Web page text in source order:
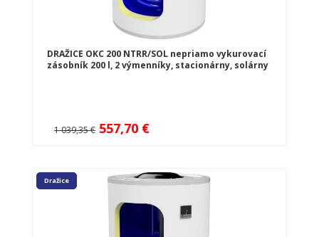
DRAŽICE OKC 200 NTRR/SOL nepriamo vykurovací
zásobník 200 l, 2 výmenníky, stacionárny, solárny
1 039,35 € 557,70 €
Dražice